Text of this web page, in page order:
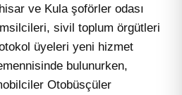
ve Kula şoförler odası
sivil toplum örgütleri
üyeleri yeni hizmet
bulunurken,
Otobüsçüler